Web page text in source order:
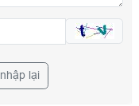
nhập lại